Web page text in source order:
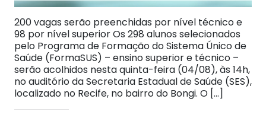
200 vagas serão preenchidas por nível técnico e
98 por nível superior Os 298 alunos selecionados
pelo Programa de Formação do Sistema Único de
Saúde (FormaSUS) – ensino superior e técnico –
serão acolhidos nesta quinta-feira (04/08), às 14h,
no auditório da Secretaria Estadual de Saúde (SES),
localizado no Recife, no bairro do Bongi. O […]